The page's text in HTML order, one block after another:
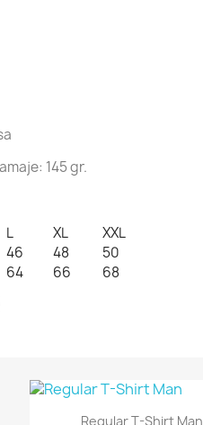
145 gr.
L XL
XXL
46 48
50
64 66 68
Vista rápida
Regular T-Shirt Man